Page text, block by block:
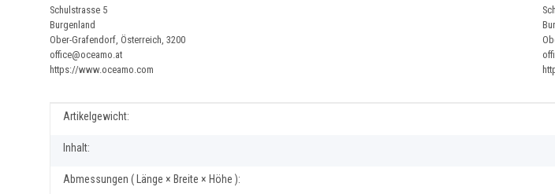
Schulstrasse 5
Burgenland
Ober-Grafendorf, Österreich, 3200
office@oceamo.at
https://www.oceamo.com
Produkteigenschaft
Wert
Artikelgewicht:
Inhalt:
Abmessungen ( Länge × Breite × Höhe ):